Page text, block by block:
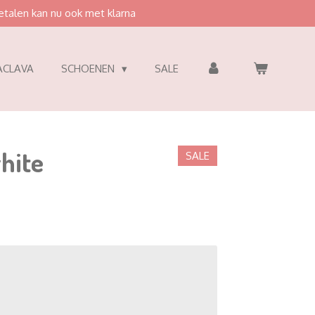
kan nu ook met klarna
SCHOENEN SALE
SALE